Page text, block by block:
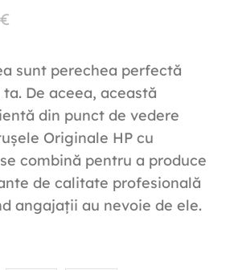
€
sunt perechea perfectă
De aceea, această
din punct de vedere
Originale HP cu
combină pentru a produce
de calitate profesională
angajații au nevoie de ele.